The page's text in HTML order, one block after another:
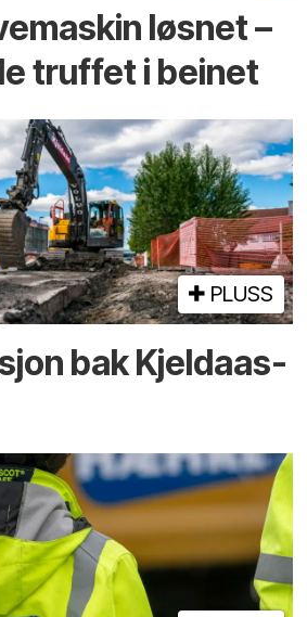
løsnet –
truffet i beinet
PLUSS
bak Kjeldaas-